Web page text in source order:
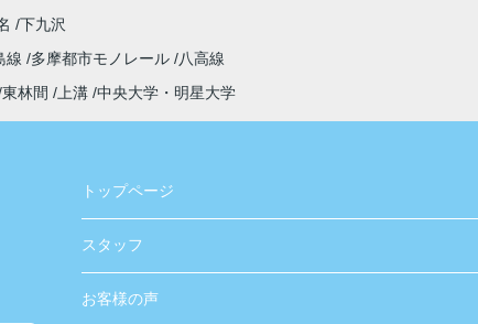
下九沢
線 多摩都市モノレール
八高線
東林間 上溝 中央大学・明星大学
トップページ
スタッフ
お客様の声